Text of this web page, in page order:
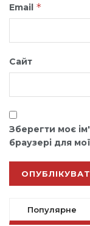
Email *
Сайт
Зберегти моє
браузері для
Популярне